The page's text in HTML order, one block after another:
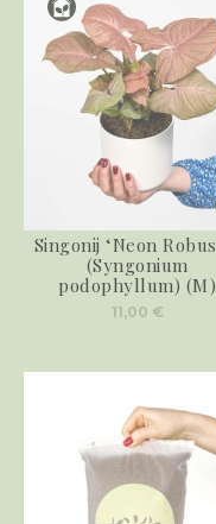
Singonij ‘Neon
(Syngonium
podophyllum) (M)
11,00 €